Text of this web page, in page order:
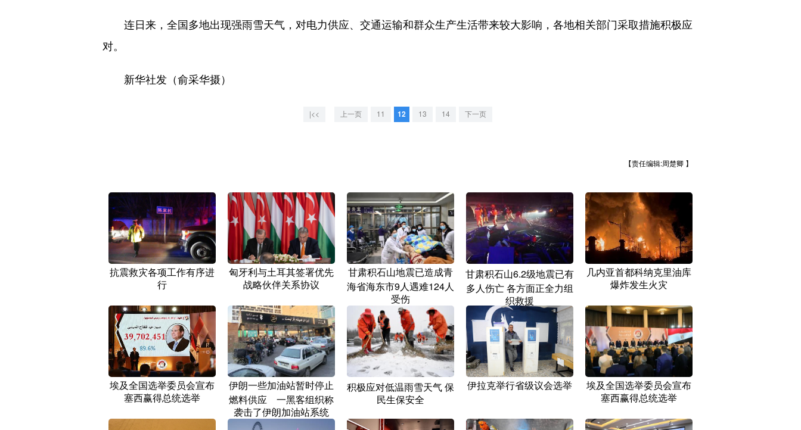
连日来，全国多地出现强雨雪天气，对电力供应、交通运输和群众生产生活带来较大影响，各地相关部门采取措施积极应
对。
新华社发（俞采华摄）
|<< 上一页 11 12 13 14 下一页
【责任编辑:周楚卿 】
抗震救灾各项工作有序进
行
匈牙利与土耳其签署优先
战略伙伴关系协议
甘肃积石山地震已造成青
海省海东市9人遇难124人
受伤
甘肃积石山6.2级地震已有
多人伤亡 各方面正全力组
织救援
几内亚首都科纳克里油库
爆炸发生火灾
埃及全国选举委员会宣布
塞西赢得总统选举
伊朗一些加油站暂时停止
燃料供应 一黑客组织称
袭击了伊朗加油站系统
积极应对低温雨雪天气 保
民生保安全
伊拉克举行省级议会选举
埃及全国选举委员会宣布
塞西赢得总统选举